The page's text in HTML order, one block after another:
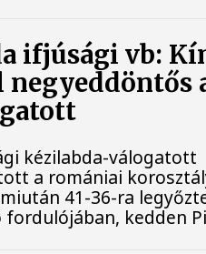
ifjúsági vb:
negyeddöntős
kézilabda-válogatott
a romániai
41-36-ra
kedden